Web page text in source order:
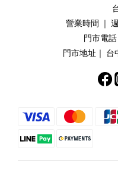
營業時間 ｜
門市電
門市地址｜ 台